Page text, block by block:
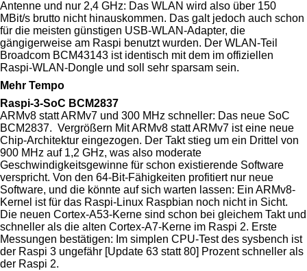
Antenne und nur 2,4 GHz: Das WLAN wird also über 150
MBit/s brutto nicht hinauskommen. Das galt jedoch auch schon
für die meisten günstigen USB-WLAN-Adapter, die
gängigerweise am Raspi benutzt wurden. Der WLAN-Teil
Broadcom BCM43143 ist identisch mit dem im offiziellen
Raspi-WLAN-Dongle und soll sehr sparsam sein.
Mehr Tempo
Raspi-3-SoC BCM2837
ARMv8 statt ARMv7 und 300 MHz schneller: Das neue SoC
BCM2837. Vergrößern Mit ARMv8 statt ARMv7 ist eine neue
Chip-Architektur eingezogen. Der Takt stieg um ein Drittel von
900 MHz auf 1,2 GHz, was also moderate
Geschwindigkeitsgewinne für schon existierende Software
verspricht. Von den 64-Bit-Fähigkeiten profitiert nur neue
Software, und die könnte auf sich warten lassen: Ein ARMv8-
Kernel ist für das Raspi-Linux Raspbian noch nicht in Sicht.
Die neuen Cortex-A53-Kerne sind schon bei gleichem Takt und
schneller als die alten Cortex-A7-Kerne im Raspi 2. Erste
Messungen bestätigen: Im simplen CPU-Test des sysbench ist
der Raspi 3 ungefähr [Update 63 statt 80] Prozent schneller als
der Raspi 2.